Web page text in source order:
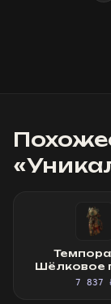
«
Шёлковое
7 837